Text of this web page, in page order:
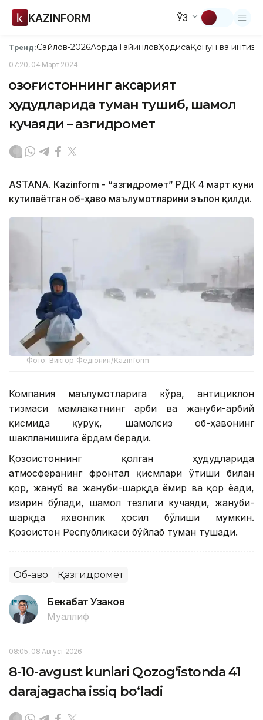
KAZINFORM ЎЗ
Тренд:Сайлов-2026АқордаТайинловҲодисаҚонун ва
07:20, 04 Март 2024
Қозоғистоннинг аксарият
ҳудудларида туман тушиб, шамол
кучаяди – Қазгидромет
ASTANA. Кazinform - “Қазгидромет” РДК 4 март куни
кутилаётган об-ҳаво маълумотларини эълон қилди.
Фото: Виктор Федюнин/Kazinform
Компания маълумотларига кўра, антициклон
тизмаси мамлакатнинг ғарби ва жануби-ғарбий
қисмида қуруқ, шамолсиз об-ҳавонинг
шаклланишига ёрдам беради.
Қозоғистоннинг қолган ҳудудларида
атмосферанинг фронтал қисмлари ўтиши билан
қор, жануб ва жануби-шарқда ёмғир ва қор ёғади,
изғирин бўлади, шамол тезлиги кучаяди, жануби-
шарқда яхвонлик ҳосил бўлиши мумкин.
Қозоғистон Республикаси бўйлаб туман тушади.
Об-ҳаво Қазгидромет
Бекабат Узаков
Муаллиф
08:05, 08 Август 2026
8-10-avgust kunlari Qozog‘istonda 41
darajagacha issiq bo‘ladi